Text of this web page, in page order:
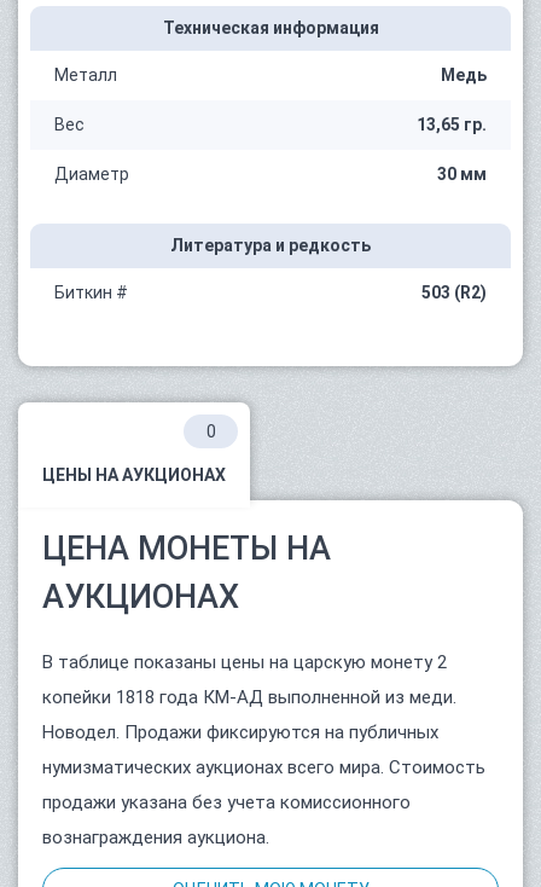
Техническая информация
Металл Медь
Вес 13,65 гр.
Диаметр 30 мм
Литература и редкость
Биткин # 503 (R2)
ЦЕНЫ НА АУКЦИОНАХ
0
ЦЕНА МОНЕТЫ НА
АУКЦИОНАХ
В таблице показаны цены на царскую монету 2
копейки 1818 года КМ-АД выполненной из меди.
Новодел. Продажи фиксируются на публичных
нумизматических аукционах всего мира. Стоимость
продажи указана без учета комиссионного
вознаграждения аукциона.